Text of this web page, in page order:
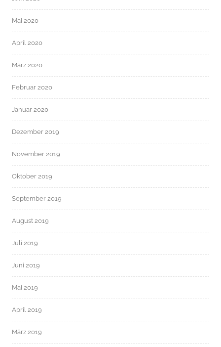
Mai 2020
April 2020
März 2020
Februar 2020
Januar 2020
Dezember 2019
November 2019
Oktober 2019
September 2019
August 2019
Juli 2019
Juni 2019
Mai 2019
April 2019
März 2019